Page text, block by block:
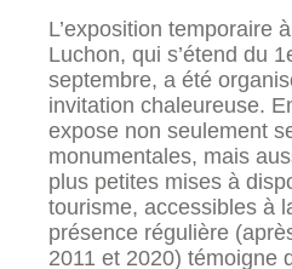
L’exposition temporaire
Luchon, qui s’étend du
septembre, a été
invitation chaleureuse.
expose non seulement
monumentales, mais
plus petites mises à
tourisme, accessibles à
présence régulière
2011 et 2020) témoigne